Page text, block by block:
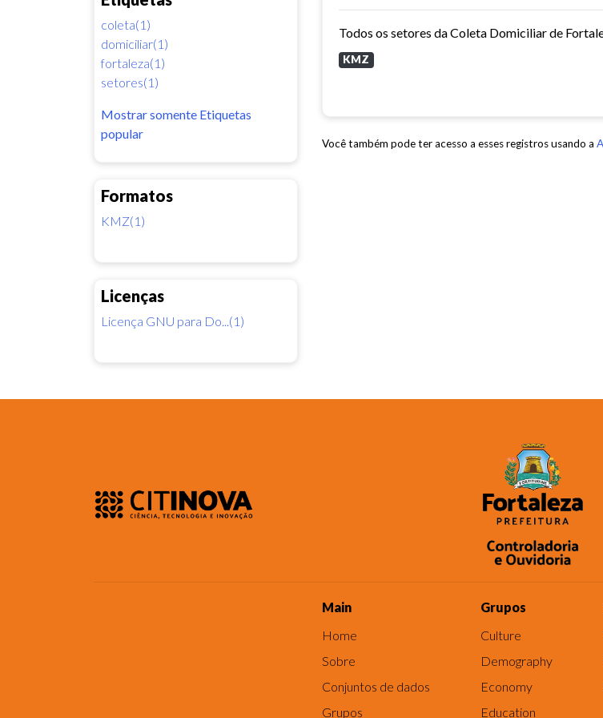
coleta(1)
domiciliar(1)
fortaleza(1)
setores(1)
Mostrar somente Etiquetas
popular
Formatos
KMZ(1)
Licenças
Licença GNU para Do...(1)
Todos os setores da Coleta Domiciliar de
KMZ
Você também pode ter acesso a esses registros usando a
Main
Home
Sobre
Conjuntos de dados
Grupos
Grupos
Culture
Demography
Economy
Education